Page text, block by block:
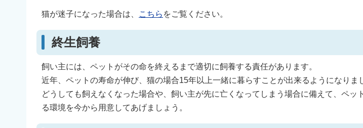
猫が迷子になった場合は、 こちら をご覧ください。
終生飼養
飼い主には、ペットがその命を終えるまで適切に飼養する責任があります。
近年、ペットの寿命が伸び、猫の場合15年以上一緒に暮らすことが出来るようになりま
どうしても飼えなくなった場合や、飼い主が先に亡くなってしまう場合に備えて、ペッ
る環境を今から用意してあげましょう。